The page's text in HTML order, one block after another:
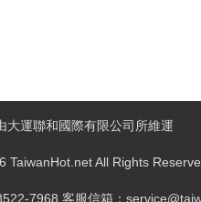
大運聯和國際有限公司所維運
TaiwanHot.net All Rights
7968 客服信箱：